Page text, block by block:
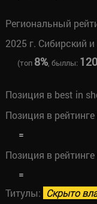
Региональный
2025 г. Сибирский
(топ 8%, быллы:
Позиция в best in
Позиция в
=
Позиция в
=
Титулы: Скрыто